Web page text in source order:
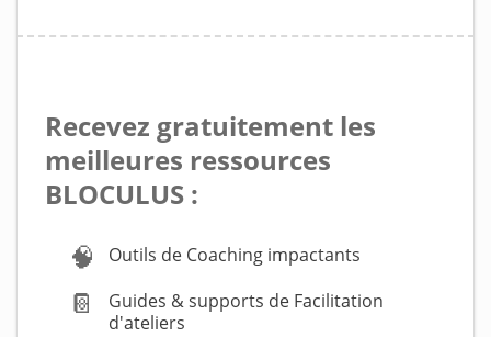
Recevez gratuitement les
meilleures ressources
BLOCULUS :
🧠
Outils de Coaching impactants
📔
Guides & supports de Facilitation
d'ateliers